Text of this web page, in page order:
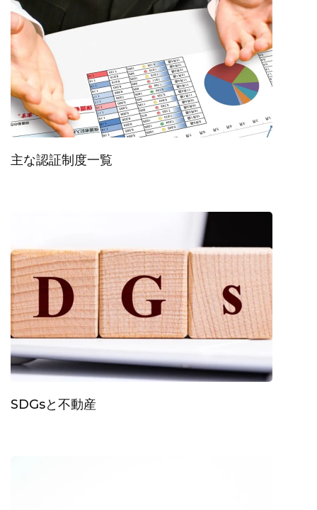
ン
主な認証制度一覧
SDGsと不動産